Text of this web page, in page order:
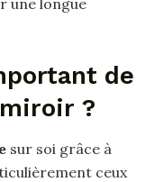
une longue
de
?
sur soi grâce à
ceux